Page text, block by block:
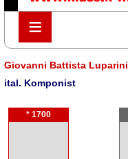
≡
≡
Giovanni Battista Luparini
ital. Komponist
* 1700